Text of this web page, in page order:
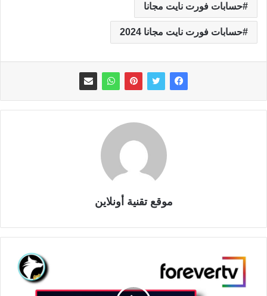
حسابات فورت نايت مجانا
حسابات فورت نايت مجانا 2024
موقع تقنية أونلاين